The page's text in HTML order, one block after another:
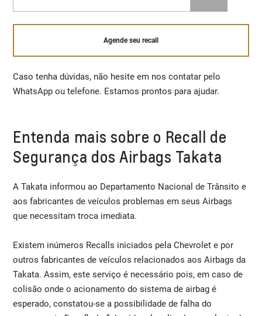
Agende seu recall
Caso tenha dúvidas, não hesite em nos contatar pelo
WhatsApp ou telefone. Estamos prontos para ajudar.
Entenda mais sobre o Recall de
Segurança dos Airbags Takata
A Takata informou ao Departamento Nacional de Trânsito e
aos fabricantes de veículos problemas em seus Airbags
que necessitam troca imediata.
Existem inúmeros Recalls iniciados pela Chevrolet e por
outros fabricantes de veículos relacionados aos Airbags da
Takata. Assim, este serviço é necessário pois, em caso de
colisão onde o acionamento do sistema de airbag é
esperado, constatou-se a possibilidade de falha do